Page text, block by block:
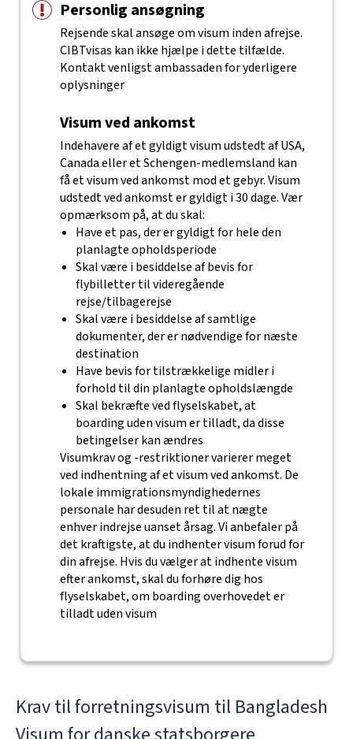
Personlig ansøgning
Rejsende skal ansøge om visum inden afrejse.
CIBTvisas kan ikke hjælpe i dette tilfælde.
Kontakt venligst ambassaden for yderligere
oplysninger
Visum ved ankomst
Indehavere af et gyldigt visum udstedt af USA,
Canada eller et Schengen-medlemsland kan
få et visum ved ankomst mod et gebyr. Visum
udstedt ved ankomst er gyldigt i 30 dage. Vær
opmærksom på, at du skal:
Have et pas, der er gyldigt for hele den
planlagte opholdsperiode
Skal være i besiddelse af bevis for
flybilletter til videregående
rejse/tilbagerejse
Skal være i besiddelse af samtlige
dokumenter, der er nødvendige for næste
destination
Have bevis for tilstrækkelige midler i
forhold til din planlagte opholdslængde
Skal bekræfte ved flyselskabet, at
boarding uden visum er tilladt, da disse
betingelser kan ændres
Visumkrav og -restriktioner varierer meget
ved indhentning af et visum ved ankomst. De
lokale immigrationsmyndighedernes
personale har desuden ret til at nægte
enhver indrejse uanset årsag. Vi anbefaler på
det kraftigste, at du indhenter visum forud for
din afrejse. Hvis du vælger at indhente visum
efter ankomst, skal du forhøre dig hos
flyselskabet, om boarding overhovedet er
tilladt uden visum
Krav til forretningsvisum til Bangladesh